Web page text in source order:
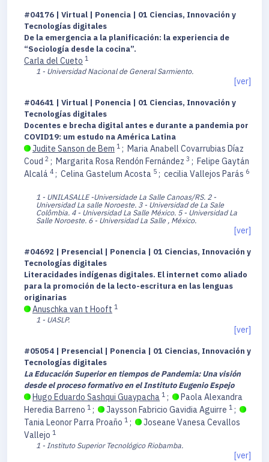
#04176 | Virtual | Ponencia | 01 Ciencias, Innovación y
Tecnologías digitales
De la emergencia a la planificación: la experiencia de
“Sociología desde la cocina”.
Carla del Cueto 1
1 - Universidad Nacional de General Sarmiento.
[ver]
#04641 | Virtual | Ponencia | 01 Ciencias, Innovación y
Tecnologías digitales
Docentes e brecha digital antes e durante a pandemia por
COVID19: um estudo na América Latina
Judite Sanson de Bem 1 ; Maria Anabell Covarrubias Díaz
Coud 2 ; Margarita Rosa Rendón Fernández 3 ; Felipe Gaytán
Alcalá 4 ; Celina Gastelum Acosta 5 ; cecilia Vallejos Parás 6
1 - UNILASALLE -Universidade La Salle Canoas/RS. 2 -
Universidad La salle Noroeste. 3 - Universidad de La Sale
Colômbia. 4 - Universidad La Salle México. 5 - Universidad La
Salle Noroeste. 6 - Universidad La Salle , México.
[ver]
#04692 | Presencial | Ponencia | 01 Ciencias, Innovación y
Tecnologías digitales
Literacidades indígenas digitales. El internet como aliado
para la promoción de la lecto-escritura en las lenguas
originarias
Anuschka van t Hooft 1
1 - UASLP.
[ver]
#05054 | Presencial | Ponencia | 01 Ciencias, Innovación y
Tecnologías digitales
La Educación Superior en tiempos de Pandemia: Una visión
desde el proceso formativo en el Instituto Eugenio Espejo
Hugo Eduardo Sashqui Guaypacha 1 ;
Paola Alexandra
Heredia Barreno 1 ; Jaysson Fabricio Gavidia Aguirre 1 ;
Tania Leonor Parra Proaño 1 ;
Joseane Vanesa Cevallos
Vallejo 1
1 - Instituto Superior Tecnológico Riobamba.
[ver]